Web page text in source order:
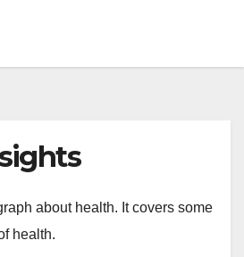
about health. It covers some
health.